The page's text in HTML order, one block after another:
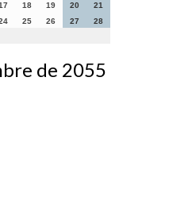
18 19 20
21
25 26 27
28
de 2055